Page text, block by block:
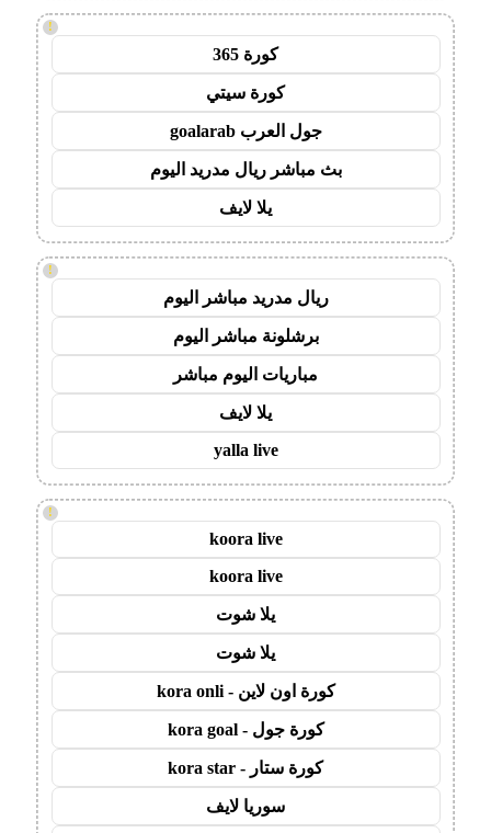
!
كورة 365
كورة سيتي
جول العرب goalarab
بث مباشر ريال مدريد اليوم
يلا لايف
!
ريال مدريد مباشر اليوم
برشلونة مباشر اليوم
مباريات اليوم مباشر
يلا لايف
yalla live
!
koora live
koora live
يلا شوت
يلا شوت
كورة اون لاين - kora onli
كورة جول - kora goal
كورة ستار - kora star
سوريا لايف